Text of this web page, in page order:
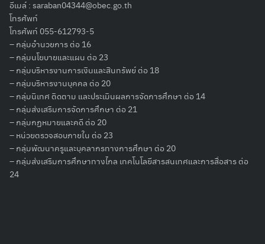
อีเมล์ : saraban04344@obec.go.th
โทรศัพท์
โทรศัพท์ 055-612793-5
– กลุ่มอำนวยการ ต่อ 16
– กลุ่มนโยบายและแผน ต่อ 23
– กลุ่มบริหารงานการเงินและสินทรัพย์ ต่อ 18
– กลุ่มบริหารงานบุคคล ต่อ 20
– กลุ่มนิเทศ ติดตาม และประเมินผลการจัดการศึกษา ต่อ 14
– กลุ่มส่งเสริมการจัดการศึกษา ต่อ 21
– กลุ่มกฏหมายและคดี ต่อ 20
– หน่วยตรวจสอบภายใน ต่อ 23
– กลุ่มพัฒนาครูและบุคลากรทางการศึกษา ต่อ 20
– กลุ่มส่งเสริมการศึกษาทางไกล เทคโนโลยีสารสนเทศและการสื่อสาร ต่อ
24